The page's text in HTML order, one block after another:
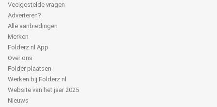
Veelgestelde vragen
Adverteren?
Alle aanbiedingen
Merken
Folderz.nl App
Over ons
Folder plaatsen
Werken bij Folderz.nl
Website van het jaar 2025
Nieuws